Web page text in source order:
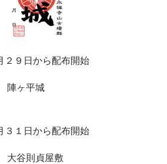
２９日から配布開始
陣ヶ平城
３１日から配布開始
大谷則貞屋敷